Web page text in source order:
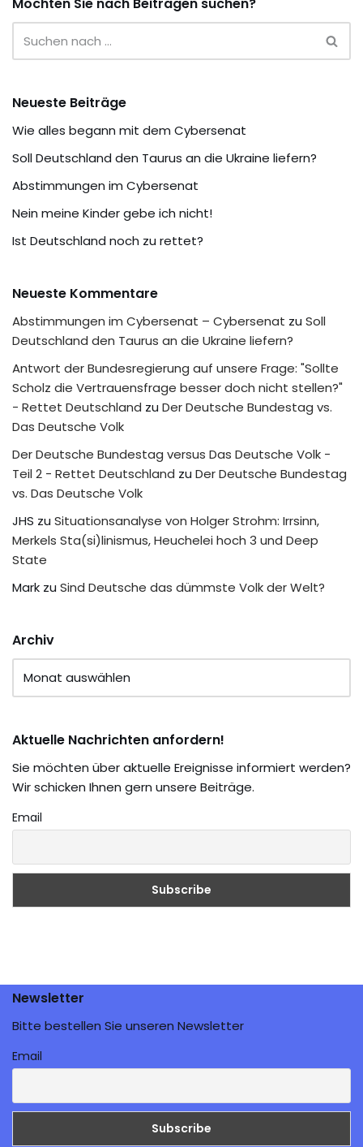
Neueste Beiträge
Wie alles begann mit dem Cybersenat
Soll Deutschland den Taurus an die Ukraine liefern?
Abstimmungen im Cybersenat
Nein meine Kinder gebe ich nicht!
Ist Deutschland noch zu rettet?
Neueste Kommentare
Abstimmungen im Cybersenat – Cybersenat zu Soll
Deutschland den Taurus an die Ukraine liefern?
Antwort der Bundesregierung auf unsere Frage: "Sollte
Scholz die Vertrauensfrage besser doch nicht stellen?"
- Rettet Deutschland zu Der Deutsche Bundestag vs.
Das Deutsche Volk
Der Deutsche Bundestag versus Das Deutsche Volk -
Teil 2 - Rettet Deutschland zu Der Deutsche Bundestag
vs. Das Deutsche Volk
JHS zu Situationsanalyse von Holger Strohm: Irrsinn,
Merkels Sta(si)linismus, Heuchelei hoch 3 und Deep
State
Mark zu Sind Deutsche das dümmste Volk der Welt?
Archiv
Aktuelle Nachrichten anfordern!
Sie möchten über aktuelle Ereignisse informiert werden?
Wir schicken Ihnen gern unsere Beiträge.
Email
Newsletter
Bitte bestellen Sie unseren Newsletter
Email